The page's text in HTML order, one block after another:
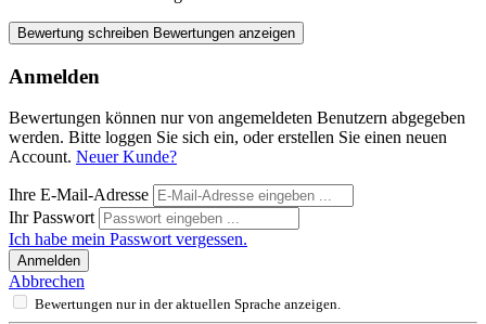
Bewertung schreiben Bewertungen anzeigen
Anmelden
Bewertungen können nur von angemeldeten Benutzern abgegeben
werden. Bitte loggen Sie sich ein, oder erstellen Sie einen neuen
Account. Neuer Kunde?
Ihre E-Mail-Adresse
Ihr Passwort
Ich habe mein Passwort vergessen.
Anmelden
Abbrechen
Bewertungen nur in der aktuellen Sprache anzeigen.